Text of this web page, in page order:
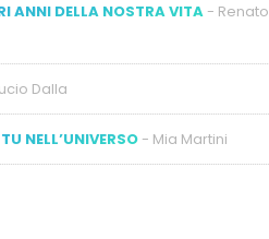
ANNI DELLA NOSTRA VITA - Renato
Dalla
NELL’UNIVERSO - Mia Martini